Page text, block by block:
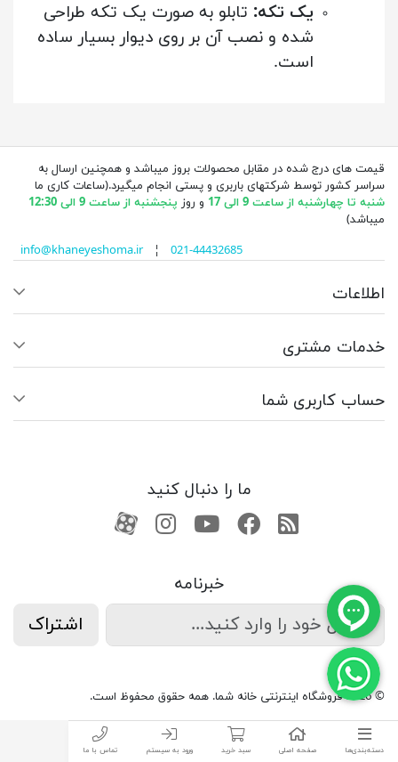
دسته‌بندی‌ها صفحه اصلی سبد خرید ورود به سیستم تماس با ما
یک تکه: تابلو به صورت یک تکه طراحی
شده و نصب آن بر روی دیوار بسیار ساده
است.
قیمت های درج شده در مقابل محصولات بروز میباشد و همچنین ارسال به
سراسر کشور توسط شرکتهای باربری و پستی انجام میگیرد.(ساعات کاری ما
شنبه تا چهارشنبه از ساعت 9 الی 17
و روز پنجشنبه از ساعت 9 الی 12:30
میباشد)
info@khaneyeshoma.ir¦ 021-44432685
اطلاعات
خدمات مشتری
حساب کاربری شما
ما را دنبال کنید
RSSفیسبوکیوتیوبکانال آپارات
کانال آپارات
خبرنامه
اشتراک
© 2026 فروشگاه اینترنتی خانه شما. همه حقوق محفوظ است.